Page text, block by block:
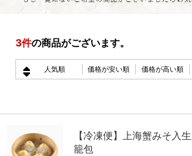
3件の商品がございます。
人気順 価格が安い順 価格が高い順
【冷凍便】上海蟹みそ入
籠包